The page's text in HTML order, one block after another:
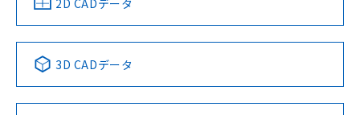
Pb Hg Cd Cr(VI)
Yes No No No
この製品の規格認証/適合状況ページへ
その他の認証はこちらのページからご検索ください
2D CADデータ
3D CADデータ